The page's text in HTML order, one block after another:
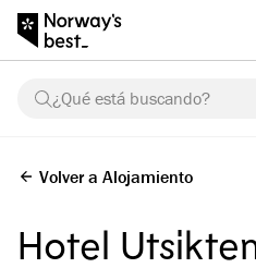
¿Qué está buscando?
Volver a Alojamiento
Hotel